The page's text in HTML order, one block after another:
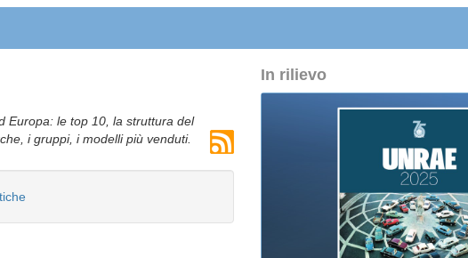
Europa: le top 10, la struttura del
i gruppi, i modelli più venduti.
In rilievo